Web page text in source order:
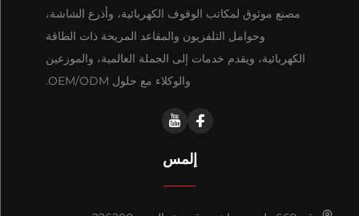
مصنع موثوق لمكاتب الوقوف الكهربائية، وأذرع الشاشة،
وحوامل التلفزيون والمقاعد المريحة ذات الطاقة
الكهربائية، ويقدم خدمات إلى الجملة العالمية، والموزعين
والوكلاء مع حلول OEM/ODM.
إلمس